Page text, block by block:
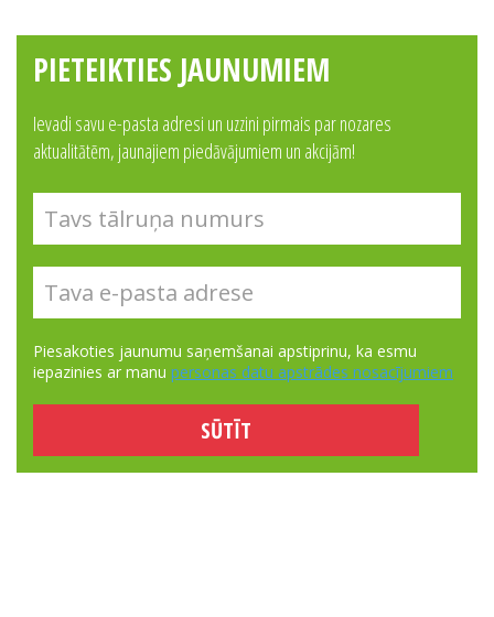
PIETEIKTIES JAUNUMIEM
Ievadi savu e-pasta adresi un uzzini pirmais par nozares
aktualitātēm, jaunajiem piedāvājumiem un akcijām!
Piesakoties jaunumu saņemšanai apstiprinu, ka esmu
iepazinies ar manu personas datu apstrādes nosacījumiem